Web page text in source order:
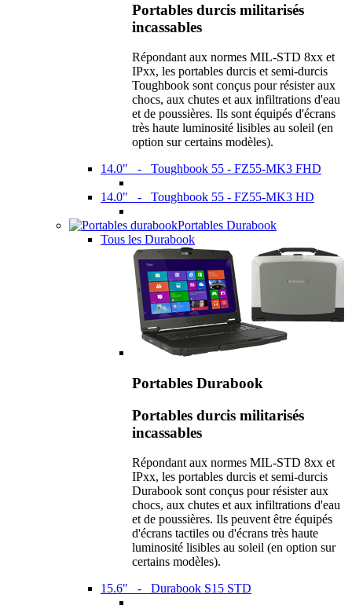
Portables durcis militarisés
incassables
Répondant aux normes MIL-STD 8xx et
IPxx, les portables durcis et semi-durcis
Toughbook sont conçus pour résister aux
chocs, aux chutes et aux infiltrations d'eau
et de poussières. Ils sont équipés d'écrans
très haute luminosité lisibles au soleil (en
option sur certains modèles).
14.0" - Toughbook 55 - FZ55-MK3 FHD
14.0" - Toughbook 55 - FZ55-MK3 HD
Portables Durabook
Tous les Durabook
Portables Durabook
Portables durcis militarisés
incassables
Répondant aux normes MIL-STD 8xx et
IPxx, les portables durcis et semi-durcis
Durabook sont conçus pour résister aux
chocs, aux chutes et aux infiltrations d'eau
et de poussières. Ils peuvent être équipés
d'écrans tactiles ou d'écrans très haute
luminosité lisibles au soleil (en option sur
certains modèles).
15.6" - Durabook S15 STD